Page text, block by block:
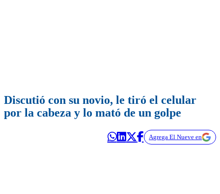
Discutió con su novio, le tiró el celular
por la cabeza y lo mató de un golpe
Agrega El Nueve en